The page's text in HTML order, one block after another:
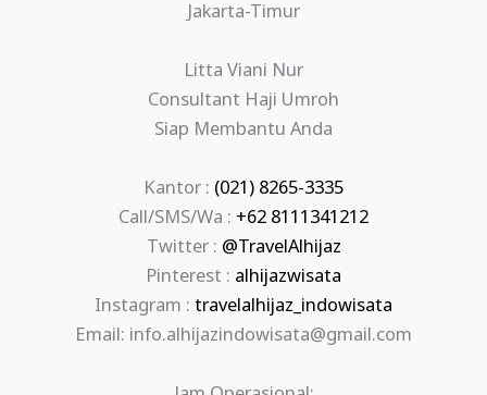
Jakarta-Timur
Litta Viani Nur
Consultant Haji Umroh
Siap Membantu Anda
Kantor : (021) 8265-3335
Call/SMS/Wa : +62 8111341212
Twitter : @TravelAlhijaz
Pinterest : alhijazwisata
Instagram : travelalhijaz_indowisata
Email: info.alhijazindowisata@gmail.com